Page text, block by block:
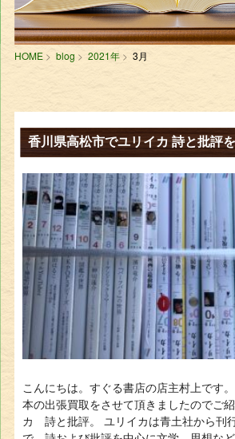
HOME blog 2021年 3月
香川県高松市でユリイカ 詩と批
こんにちは。すぐる書店の店主村上です
本の出張買取をさせて頂きましたのでご
カ 詩と批評。 ユリイカは青土社から刊